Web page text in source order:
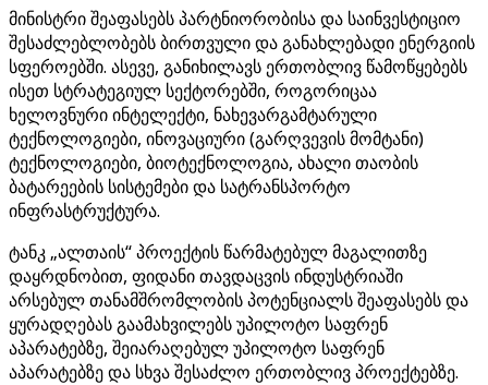
მინისტრი შეაფასებს პარტნიორობისა და საინვესტიციო
შესაძლებლობებს ბირთვული და განახლებადი ენერგიის
სფეროებში. ასევე, განიხილავს ერთობლივ წამოწყებებს
ისეთ სტრატეგიულ სექტორებში, როგორიცაა
ხელოვნური ინტელექტი, ნახევარგამტარული
ტექნოლოგიები, ინოვაციური (გარღვევის მომტანი)
ტექნოლოგიები, ბიოტექნოლოგია, ახალი თაობის
ბატარეების სისტემები და სატრანსპორტო
ინფრასტრუქტურა.
ტანკ „ალთაის“ პროექტის წარმატებულ მაგალითზე
დაყრდნობით, ფიდანი თავდაცვის ინდუსტრიაში
არსებულ თანამშრომლობის პოტენციალს შეაფასებს და
ყურადღებას გაამახვილებს უპილოტო საფრენ
აპარატებზე, შეიარაღებულ უპილოტო საფრენ
აპარატებზე და სხვა შესაძლო ერთობლივ პროექტებზე.